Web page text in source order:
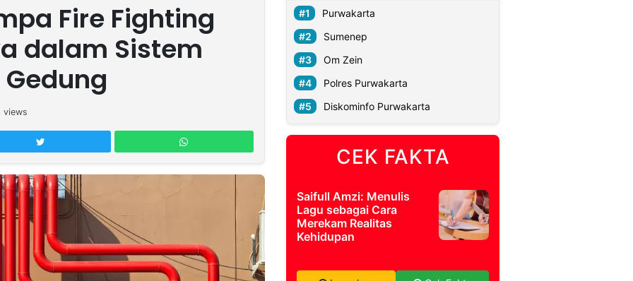
Fire Fighting
dalam Sistem
views
Purwakarta
Sumenep
Om Zein
Polres Purwakarta
Diskominfo Purwakarta
CEK FAKTA
Saifull Amzi: Menulis
Lagu sebagai Cara
Merekam Realitas
Kehidupan